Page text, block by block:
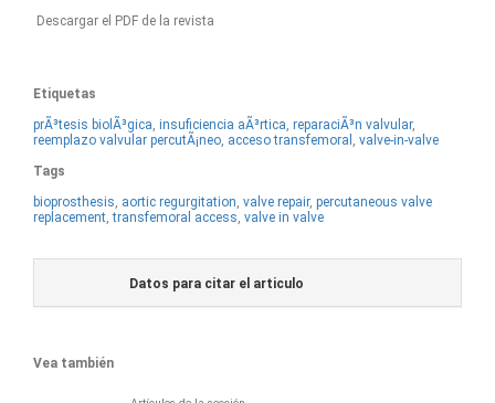
Descargar el PDF de la revista
Etiquetas
prÃ³tesis biolÃ³gica, insuficiencia aÃ³rtica, reparaciÃ³n valvular,
reemplazo valvular percutÃ¡neo, acceso transfemoral , valve-in-valve
Tags
bioprosthesis, aortic regurgitation, valve repair, percutaneous valve
replacement,transfemoral access, valve in valve
Datos para citar el articulo
Vea también